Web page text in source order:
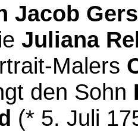
Jacob
Juliana
Malers
den Sohn
(* 5. Juli